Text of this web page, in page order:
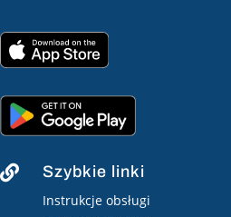
 Szybkie linki
Instrukcje obsługi